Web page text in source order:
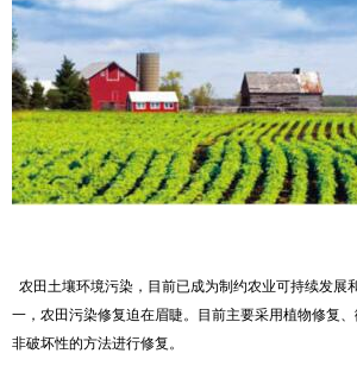
农田土壤环境污染，目前已成为制约农业可持续发展
一，农田污染修复迫在眉睫。目前主要采用植物修复、
非破坏性的方法进行修复。